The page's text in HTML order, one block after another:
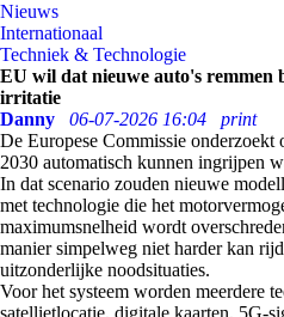
Nieuws
Internationaal
Techniek & Technologie
EU wil dat nieuwe auto's
irritatie
Danny
06-07-2026 16:04
print
De Europese Commissie onderzoekt
2030 automatisch kunnen ingrijpen
In dat scenario zouden nieuwe
met technologie die het
maximumsnelheid wordt
manier simpelweg niet harder kan
uitzonderlijke noodsituaties.
Voor het systeem worden meerdere
satellietlocatie, digitale kaarten, 5G-